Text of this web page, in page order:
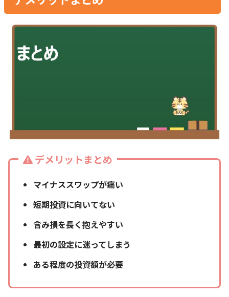
デメリットまとめ
マイナススワップが痛い
短期投資に向いてない
含み損を長く抱えやすい
最初の設定に迷ってしまう
ある程度の投資額が必要